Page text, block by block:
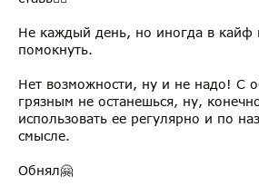
Не каждый день, но иногда в кайф
помокнуть.
Нет возможности, ну и не надо! С
грязным не останешься, ну,
использовать ее регулярно и по
смысле.
Обнял🤗